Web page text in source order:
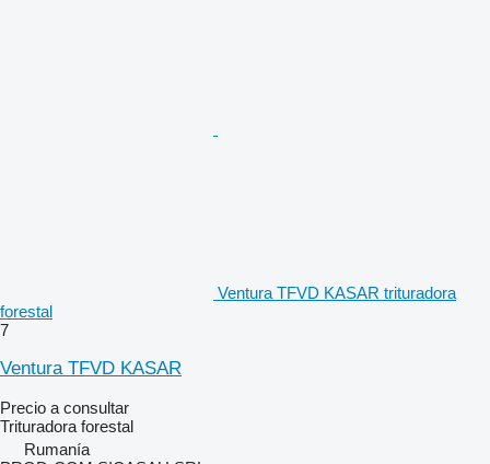
Ventura TFVD KASAR trituradora
forestal
7
Ventura TFVD KASAR
Precio a consultar
Trituradora forestal
Rumanía